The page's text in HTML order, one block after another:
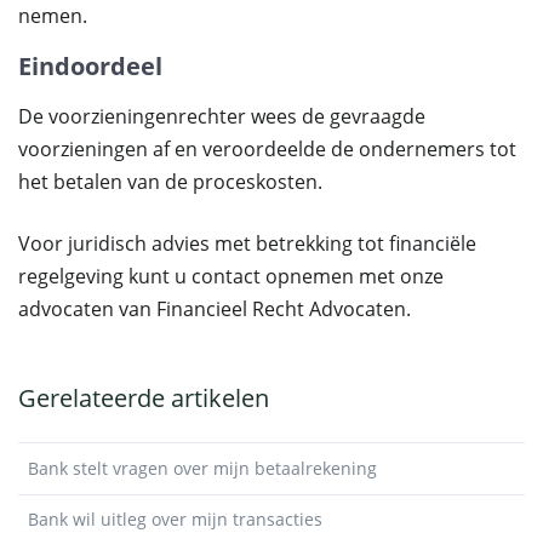
nemen.
Eindoordeel
De voorzieningenrechter wees de gevraagde
voorzieningen af en veroordeelde de ondernemers tot
het betalen van de proceskosten.
Voor juridisch advies met betrekking tot financiële
regelgeving kunt u contact opnemen met onze
advocaten van Financieel Recht Advocaten.
Gerelateerde artikelen
Bank stelt vragen over mijn betaalrekening
Bank wil uitleg over mijn transacties